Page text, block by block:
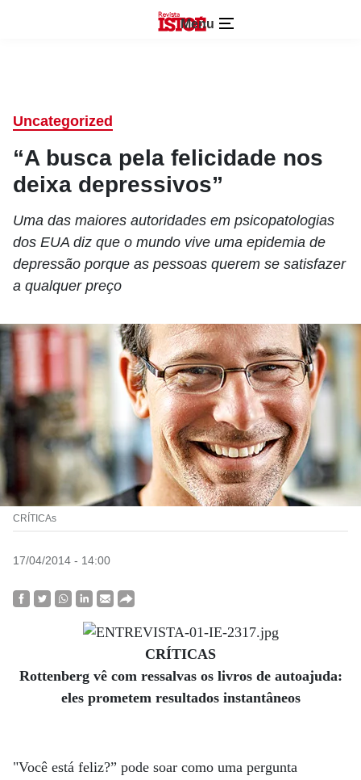
Menu
Uncategorized
“A busca pela felicidade nos
deixa depressivos”
Uma das maiores autoridades em psicopatologias
dos EUA diz que o mundo vive uma epidemia de
depressão porque as pessoas querem se satisfazer
a qualquer preço
CRÍTICAs
17/04/2014 - 14:00
CRÍTICAS
Rottenberg vê com ressalvas os livros de autoajuda:
eles prometem resultados instantâneos
"Você está feliz?” pode soar como uma pergunta